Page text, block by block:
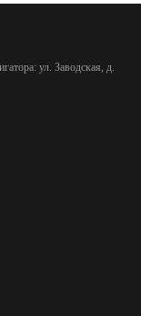
ул. Заводская, д.